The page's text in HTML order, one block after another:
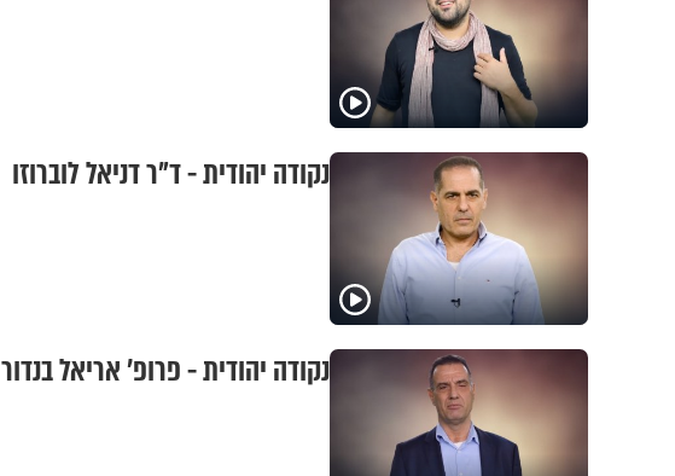
נקודה יהודית - ד"ר דניאל לוברוזו
נקודה יהודית - פרופ' אריאל בנדור